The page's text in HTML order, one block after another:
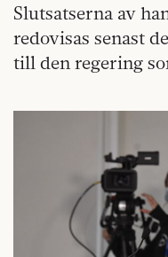
Slutsatserna av
redovisas senast
till den regering